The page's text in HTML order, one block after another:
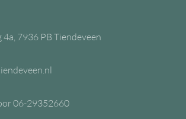
7936 PB Tiendeveen
06-29352660